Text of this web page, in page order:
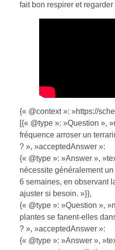
fait bon respirer et
{« @context »: »https://
[{« @type »: »Question »,
fréquence arroser un
? », »acceptedAnswer »:
{« @type »: »Answer »,
nécessite généralement
6 semaines, en observant
ajuster si besoin. »}},
{« @type »: »Question »,
plantes se fanent-elles
? », »acceptedAnswer »:
{« @type »: »Answer »,